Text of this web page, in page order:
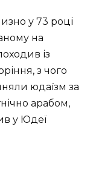
у 73 році
на
із
з чого
юдаїзм за
арабом,
у Юдеї